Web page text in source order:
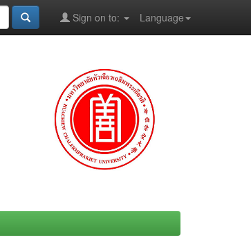
Language
Sign on to: